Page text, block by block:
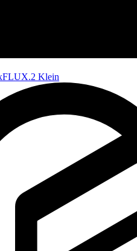
FLUX.2 Klein